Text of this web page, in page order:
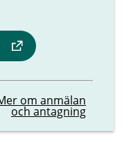
om anmälan
och antagning